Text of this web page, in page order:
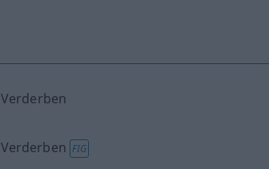
Verderben
Verderben FIG